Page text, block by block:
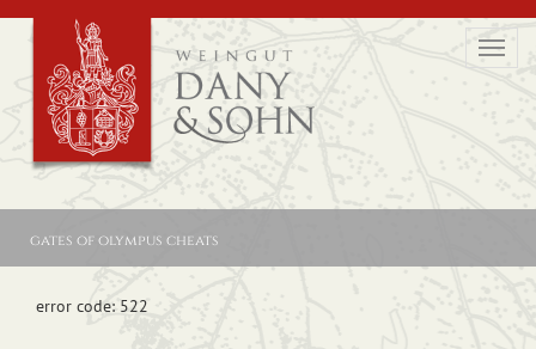
gates of olympus cheats
error code: 522